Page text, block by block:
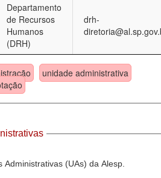
Departamento
de Recursos
Humanos
(DRH)
drh-
unidade administrativa
Administrativas (UAs) da Alesp.